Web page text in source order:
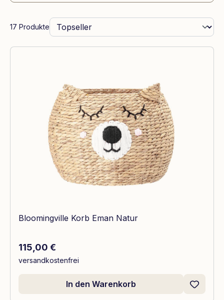
17 Produkte
Bloomingville Korb Eman Natur
Regulärer Preis:
115,00 €
versandkostenfrei
In den Warenkorb